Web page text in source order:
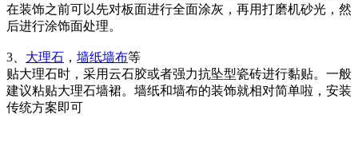
在装饰之前可以先对板面进行全面涂灰，再用打磨机砂光，然
后进行涂饰面处理。
3、 大理石 ， 墙纸墙布等
贴大理石时，采用云石胶或者强力抗坠型瓷砖进行黏贴。一般
建议粘贴大理石墙裙。墙纸和墙布的装饰就相对简单啦，安装
传统方案即可